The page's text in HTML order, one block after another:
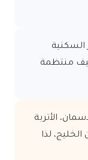
منتظمة
الأتربة
لذا